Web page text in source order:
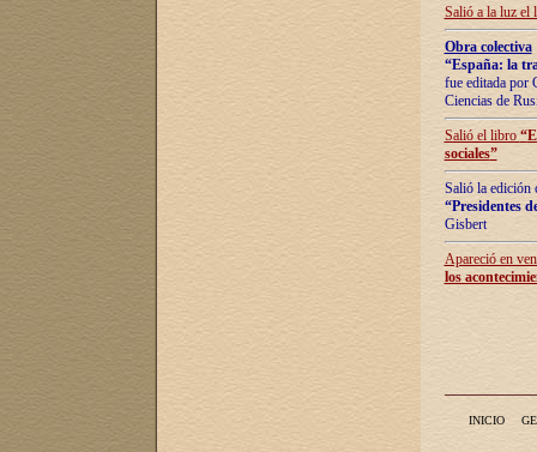
Salió a la luz el
Obra colectiva
“España: la
fue editada por
Ciencias de
Salió el libro “
sociales”
Salió la edición
“Presidentes
Gisbert
Apareció en
los
INICIO